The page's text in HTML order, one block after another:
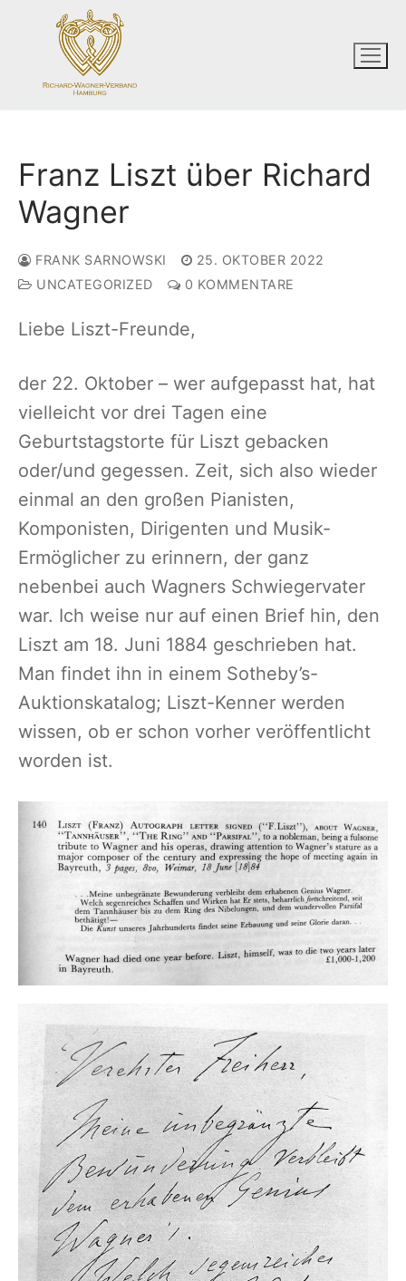
springen
Franz Liszt über Richard
Wagner
FRANK SARNOWSKI
25. OKTOBER 2022
UNCATEGORIZED
0 KOMMENTARE
Liebe Liszt-Freunde,
der 22. Oktober – wer aufgepasst hat, hat
vielleicht vor drei Tagen eine
Geburtstagstorte für Liszt gebacken
oder/und gegessen. Zeit, sich also wieder
einmal an den großen Pianisten,
Komponisten, Dirigenten und Musik-
Ermöglicher zu erinnern, der ganz
nebenbei auch Wagners Schwiegervater
war. Ich weise nur auf einen Brief hin, den
Liszt am 18. Juni 1884 geschrieben hat.
Man findet ihn in einem Sotheby’s-
Auktionskatalog; Liszt-Kenner werden
wissen, ob er schon vorher veröffentlicht
worden ist.